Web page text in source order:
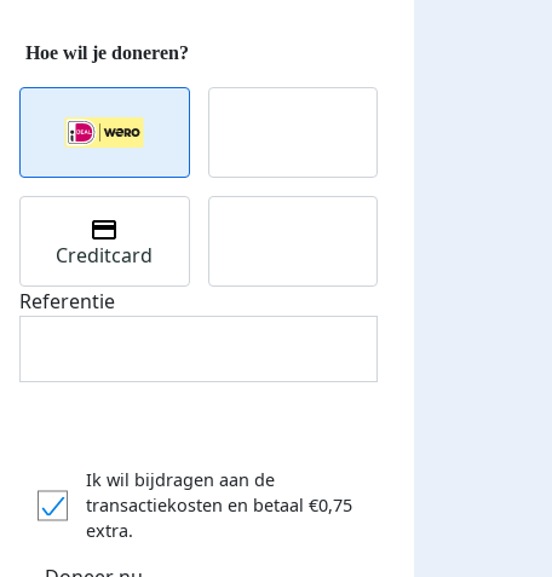
Huygens Lyceum.
Van dit geweldige bedrag kunnen we heel veel mensen
mee maken!
Deel op
Creditcard
Referentie
Ik wil bijdragen aan de
transactiekosten en betaal €0,75
extra.